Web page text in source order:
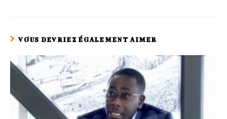
VOUS DEVRIEZ ÉGALEMENT AIMER